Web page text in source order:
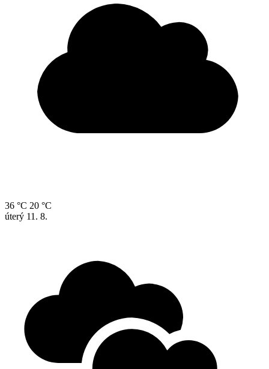
36 °C 20 °C
úterý 11. 8.